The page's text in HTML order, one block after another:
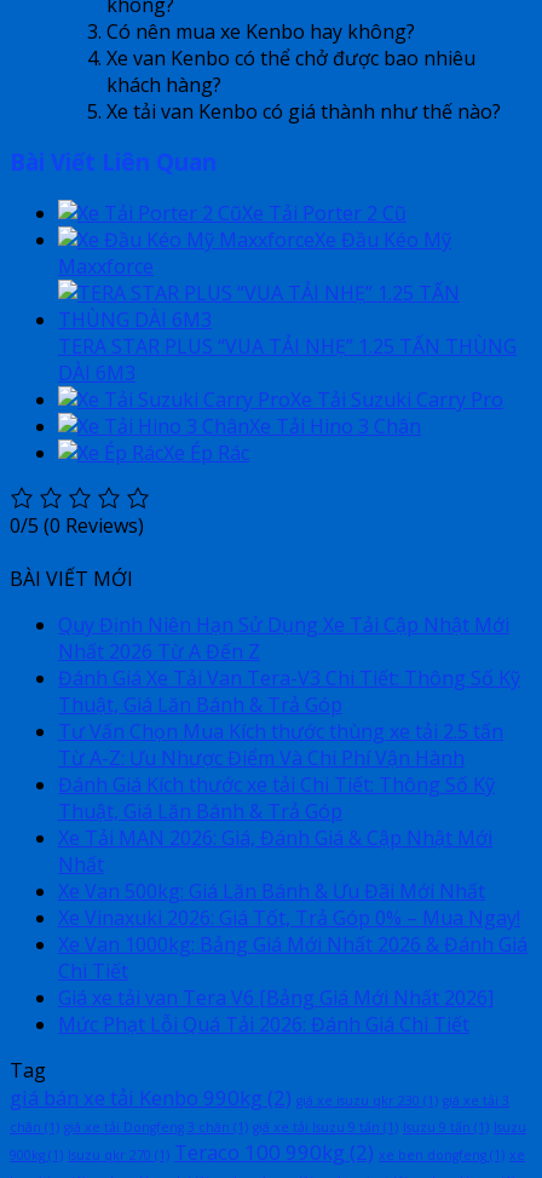
Có nên mua xe Kenbo hay không?
Xe van Kenbo có thể chở được bao nhiêu
khách hàng?
Xe tải van Kenbo có giá thành như thế nào?
Bài Viết Liên Quan
Xe Tải Porter 2 Cũ
Xe Đầu Kéo Mỹ
Maxxforce
TERA STAR PLUS “VUA TẢI NHẸ” 1.25 TẤN THÙNG
DÀI 6M3
Xe Tải Suzuki Carry Pro
Xe Tải Hino 3 Chân
Xe Ép Rác
0/5 (0 Reviews)
BÀI VIẾT MỚI
Quy Định Niên Hạn Sử Dụng Xe Tải Cập Nhật Mới
Nhất 2026 Từ A Đến Z
Đánh Giá Xe Tải Van Tera-V3 Chi Tiết: Thông Số Kỹ
Thuật, Giá Lăn Bánh & Trả Góp
Tư Vấn Chọn Mua Kích thước thùng xe tải 2.5 tấn
Từ A-Z: Ưu Nhược Điểm Và Chi Phí Vận Hành
Đánh Giá Kích thước xe tải Chi Tiết: Thông Số Kỹ
Thuật, Giá Lăn Bánh & Trả Góp
Xe Tải MAN 2026: Giá, Đánh Giá & Cập Nhật Mới
Nhất
Xe Van 500kg: Giá Lăn Bánh & Ưu Đãi Mới Nhất
Xe Vinaxuki 2026: Giá Tốt, Trả Góp 0% – Mua Ngay!
Xe Van 1000kg: Bảng Giá Mới Nhất 2026 & Đánh Giá
Chi Tiết
Giá xe tải van Tera V6 [Bảng Giá Mới Nhất 2026]
Mức Phạt Lỗi Quá Tải 2026: Đánh Giá Chi Tiết
Tag
giá bán xe tải Kenbo 990kg (2) giá xe isuzu qkr 230 (1) giá xe tải 3
chân (1) giá xe tải Dongfeng 3 chân (1) giá xe tải Isuzu 9 tấn (1) Isuzu 9 tấn (1) Isuzu
900kg (1) Isuzu qkr 270 (1) Teraco 100 990kg (2) xe ben dongfeng (1) xe